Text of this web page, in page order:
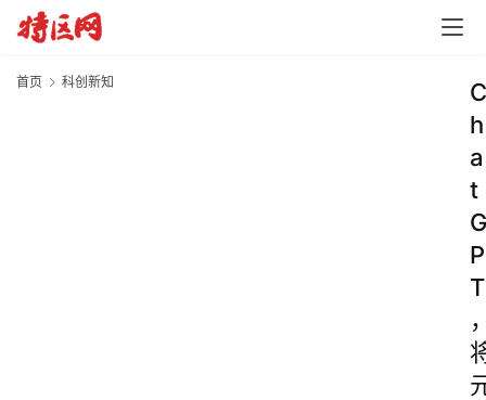
首页 科创新知
C
h
a
t
G
P
T